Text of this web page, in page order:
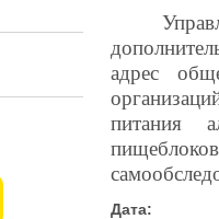
адрес
питания
Дата: